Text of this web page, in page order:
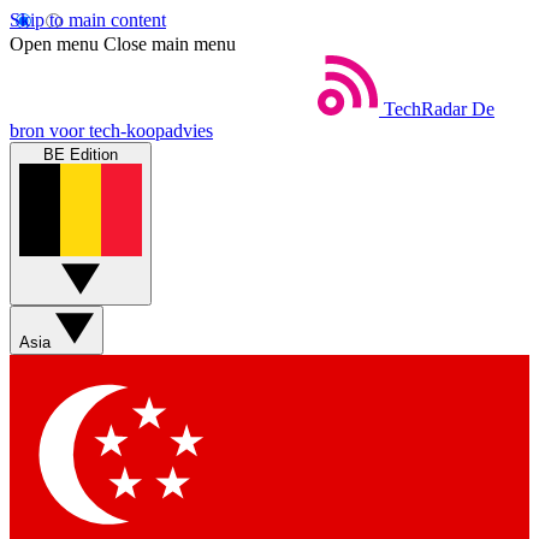
Skip to main content
Open menu Close main menu
TechRadar De
bron voor tech-koopadvies
BE Edition
Asia